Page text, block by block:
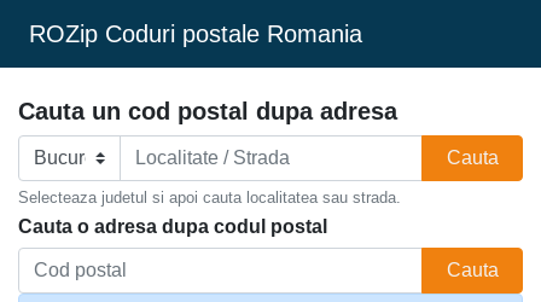
ROZip Coduri postale Romania
Cauta un cod postal dupa adresa
Cauta
Selecteaza judetul si apoi cauta localitatea sau strada.
Cauta o adresa dupa codul postal
Cauta